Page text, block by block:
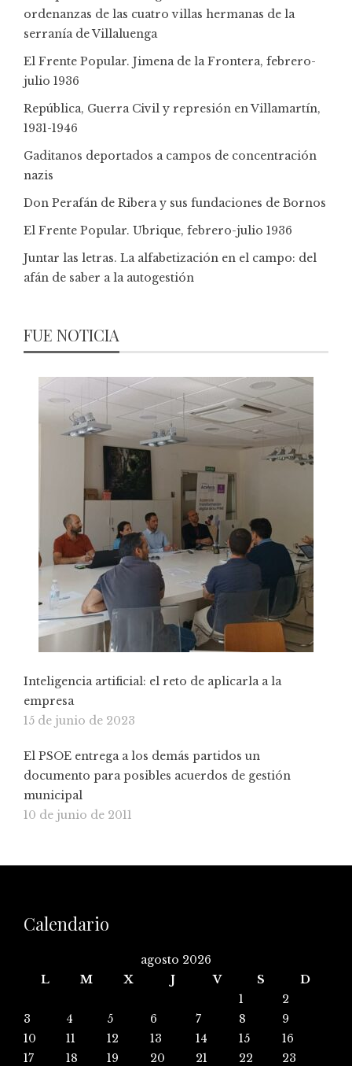
ordenanzas de las cuatro villas hermanas de la
serranía de Villaluenga
El Frente Popular. Jimena de la Frontera, febrero-
julio 1936
República, Guerra Civil y represión en Villamartín,
1931-1946
Gaditanos deportados a campos de concentración
nazis
Don Perafán de Ribera y sus fundaciones de Bornos
El Frente Popular. Ubrique, febrero-julio 1936
Juntar las letras. La alfabetización en el campo: del
afán de saber a la autogestión
FUE NOTICIA
Inteligencia artificial: el reto de aplicarla a la
empresa
15 de junio de 2023
El PSOE entrega a los demás partidos un
documento para posibles acuerdos de gestión
municipal
10 de junio de 2011
Calendario
agosto 2026
L
M X J V S
D
1
2
3
4 5 6 7 8
9
10
11 12 13 14 15
16
17
18 19 20 21 22
23